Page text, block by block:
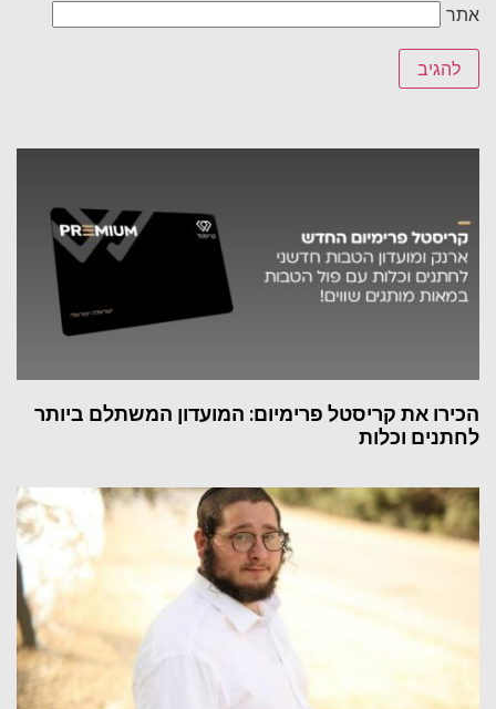
אתר
הכירו את קריסטל פרימיום: המועדון המשתלם ביותר
לחתנים וכלות